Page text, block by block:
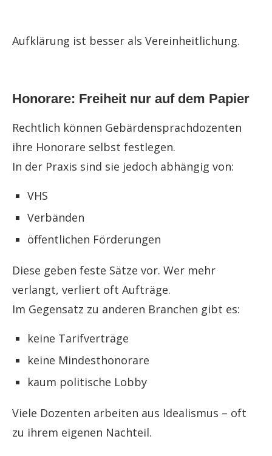
Aufklärung ist besser als Vereinheitlichung.
Honorare: Freiheit nur auf dem Papier
Rechtlich können Gebärdensprachdozenten
ihre Honorare selbst festlegen.
In der Praxis sind sie jedoch abhängig von:
VHS
Verbänden
öffentlichen Förderungen
Diese geben feste Sätze vor. Wer mehr
verlangt, verliert oft Aufträge.
Im Gegensatz zu anderen Branchen gibt es:
keine Tarifverträge
keine Mindesthonorare
kaum politische Lobby
Viele Dozenten arbeiten aus Idealismus – oft
zu ihrem eigenen Nachteil.